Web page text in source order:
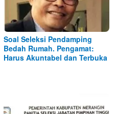
Soal Seleksi Pendamping
Bedah Rumah. Pengamat:
Harus Akuntabel dan Terbuka